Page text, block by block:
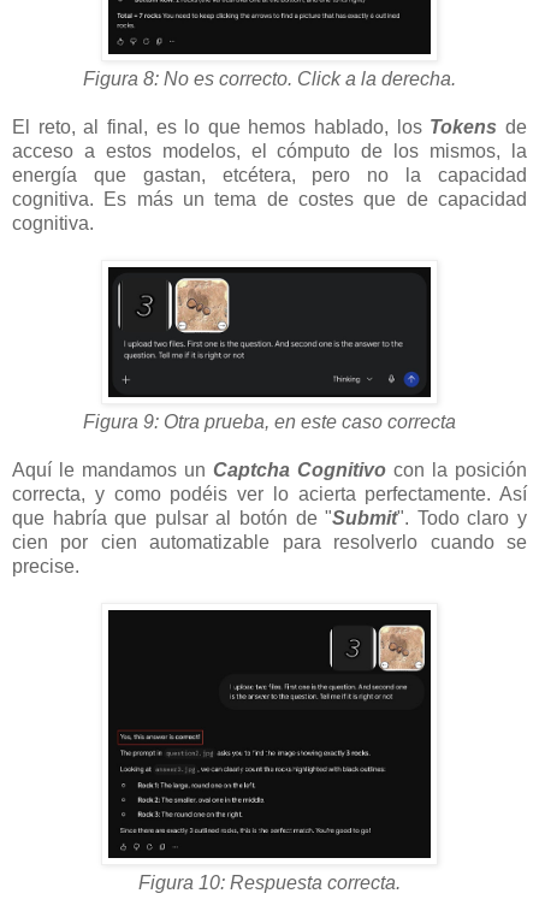
Figura 8: No es correcto. Click a la derecha.
El reto, al final, es lo que hemos hablado, los Tokens de
acceso a estos modelos, el cómputo de los mismos, la
energía que gastan, etcétera, pero no la capacidad
cognitiva. Es más un tema de costes que de capacidad
cognitiva.
Figura 9: Otra prueba, en este caso correcta
Aquí le mandamos un Captcha Cognitivo con la posición
correcta, y como podéis ver lo acierta perfectamente. Así
que habría que pulsar al botón de "Submit". Todo claro y
cien por cien automatizable para resolverlo cuando se
precise.
Figura 10: Respuesta correcta.